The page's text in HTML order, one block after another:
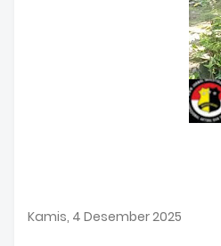
Kamis, 4 Desember 2025